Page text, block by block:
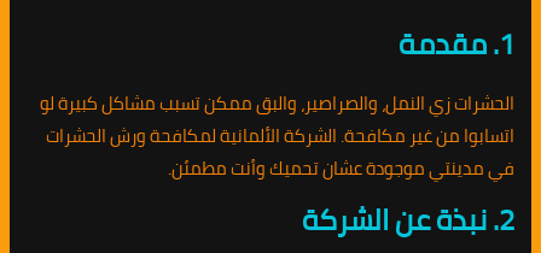
1. مقدمة
الحشرات زي النمل، والصراصير، والبق ممكن تسبب مشاكل كبيرة لو
اتسابوا من غير مكافحة. الشركة الألمانية لمكافحة ورش الحشرات
في مدينتي موجودة عشان تحميك وأنت مطمئن.
2. نبذة عن الشركة